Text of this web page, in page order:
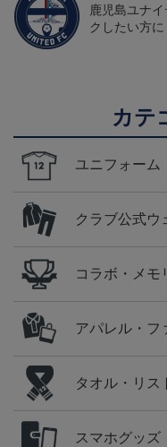
鹿児島ユナ
クしたい方
カテ
ユニフォーム
クラブ公式ウ
コラボ・メモ
アパレル・フ
タオル・リス
スマホグッズ